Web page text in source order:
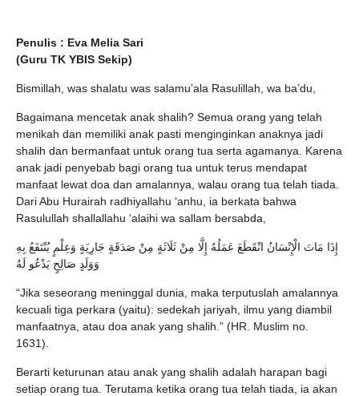
Penulis : Eva Melia Sari
(Guru TK YBIS Sekip)
Bismillah, was shalatu was salamu’ala Rasulillah, wa ba’du,
Bagaimana mencetak anak shalih? Semua orang yang telah
menikah dan memiliki anak pasti menginginkan anaknya jadi
shalih dan bermanfaat untuk orang tua serta agamanya. Karena
anak jadi penyebab bagi orang tua untuk terus mendapat
manfaat lewat doa dan amalannya, walau orang tua telah tiada.
Dari Abu Hurairah radhiyallahu ‘anhu, ia berkata bahwa
Rasulullah shallallahu ‘alaihi wa sallam bersabda,
إِذَا مَاتَ الْإِنْسَانُ انْقَطَعَ عَمَلُهُ إِلَّا مِنْ ثَلَاثَةٍ مِنْ صَدَقَةٍ جَارِيَةٍ وَعِلْمٍ يُنْتَفَعُ بِهِ
وَوَلَدٍ صَالِحٍ يَدْعُو لَهُ
“Jika seseorang meninggal dunia, maka terputuslah amalannya
kecuali tiga perkara (yaitu): sedekah jariyah, ilmu yang diambil
manfaatnya, atau doa anak yang shalih.” (HR. Muslim no.
1631).
Berarti keturunan atau anak yang shalih adalah harapan bagi
setiap orang tua. Terutama ketika orang tua telah tiada, ia akan